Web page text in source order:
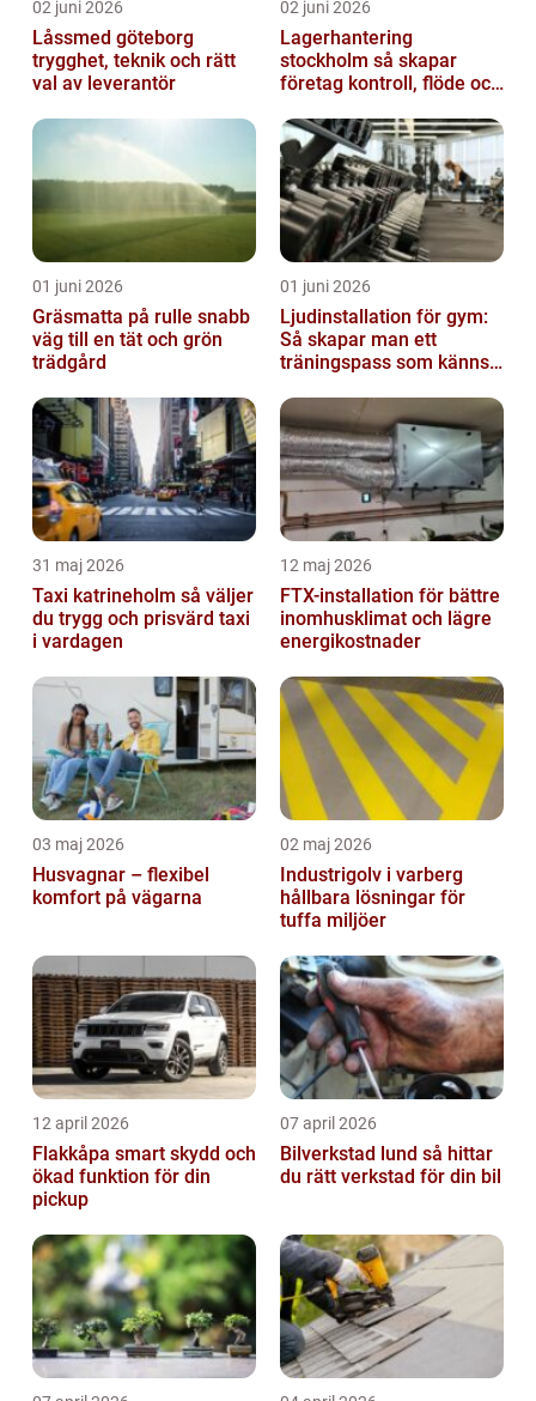
02 juni 2026
Låssmed göteborg
trygghet, teknik och rätt
val av leverantör
02 juni 2026
Lagerhantering
stockholm så skapar
företag kontroll, flöde och
01 juni 2026
Gräsmatta på rulle snabb
väg till en tät och grön
trädgård
01 juni 2026
Ljudinstallation för gym:
Så skapar man ett
träningspass som känns i
31 maj 2026
Taxi katrineholm så väljer
du trygg och prisvärd taxi
i vardagen
12 maj 2026
FTX-installation för bättre
inomhusklimat och lägre
energikostnader
03 maj 2026
Husvagnar – flexibel
komfort på vägarna
02 maj 2026
Industrigolv i varberg
hållbara lösningar för
tuffa miljöer
12 april 2026
Flakkåpa smart skydd och
ökad funktion för din
pickup
07 april 2026
Bilverkstad lund så hittar
du rätt verkstad för din bil